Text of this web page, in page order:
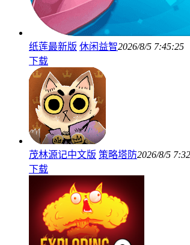
纸莲最新版 休闲益智2026/8/5 7:45:25
下载
茂林源记中文版 策略塔防2026/8/5
下载